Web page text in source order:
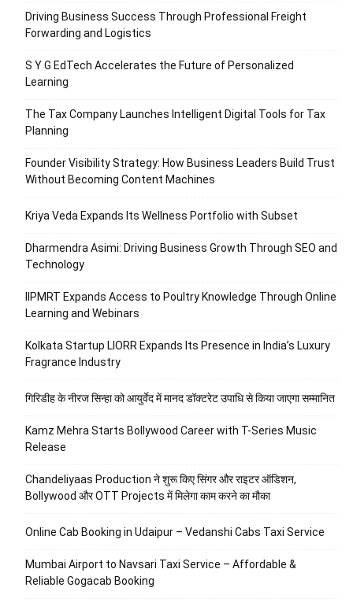
Driving Business Success Through Professional Freight
Forwarding and Logistics
S Y G EdTech Accelerates the Future of Personalized
Learning
The Tax Company Launches Intelligent Digital Tools for Tax
Planning
Founder Visibility Strategy: How Business Leaders Build Trust
Without Becoming Content Machines
Kriya Veda Expands Its Wellness Portfolio with Subset
Dharmendra Asimi: Driving Business Growth Through SEO and
Technology
IIPMRT Expands Access to Poultry Knowledge Through Online
Learning and Webinars
Kolkata Startup LIORR Expands Its Presence in India’s Luxury
Fragrance Industry
गिरिडीह के नीरज सिन्हा को आयुर्वेद में मानद डॉक्टरेट उपाधि से किया जाएगा सम्मानित
Kamz Mehra Starts Bollywood Career with T-Series Music
Release
Chandeliyaas Production ने शुरू किए सिंगर और राइटर ऑडिशन,
Bollywood और OTT Projects में मिलेगा काम करने का मौका
Online Cab Booking in Udaipur – Vedanshi Cabs Taxi Service
Mumbai Airport to Navsari Taxi Service – Affordable &
Reliable Gogacab Booking